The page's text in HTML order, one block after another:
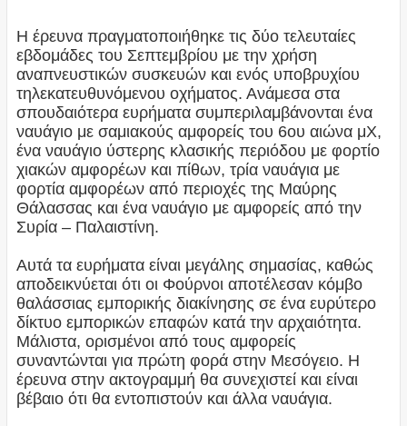
Η έρευνα πραγματοποιήθηκε τις δύο τελευταίες
εβδομάδες του Σεπτεμβρίου με την χρήση
αναπνευστικών συσκευών και ενός υποβρυχίου
τηλεκατευθυνόμενου οχήματος. Ανάμεσα στα
σπουδαιότερα ευρήματα συμπεριλαμβάνονται ένα
ναυάγιο με σαμιακούς αμφορείς του 6ου αιώνα μΧ,
ένα ναυάγιο ύστερης κλασικής περιόδου με φορτίο
χιακών αμφορέων και πίθων, τρία ναυάγια με
φορτία αμφορέων από περιοχές της Μαύρης
Θάλασσας και ένα ναυάγιο με αμφορείς από την
Συρία – Παλαιστίνη.
Αυτά τα ευρήματα είναι μεγάλης σημασίας, καθώς
αποδεικνύεται ότι οι Φούρνοι αποτέλεσαν κόμβο
θαλάσσιας εμπορικής διακίνησης σε ένα ευρύτερο
δίκτυο εμπορικών επαφών κατά την αρχαιότητα.
Μάλιστα, ορισμένοι από τους αμφορείς
συναντώνται για πρώτη φορά στην Μεσόγειο. Η
έρευνα στην ακτογραμμή θα συνεχιστεί και είναι
βέβαιο ότι θα εντοπιστούν και άλλα ναυάγια.